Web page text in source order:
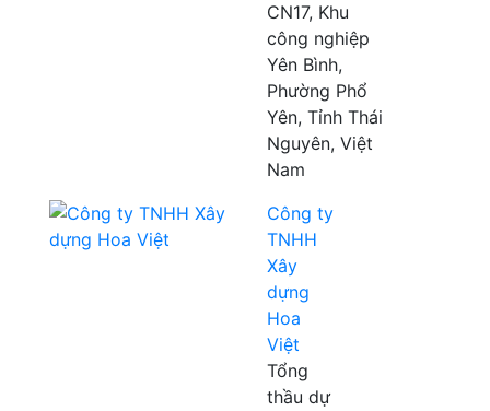
CN17, Khu
công nghiệp
Yên Bình,
Phường Phổ
Yên, Tỉnh Thái
Nguyên, Việt
Nam
Công ty
TNHH
Xây
dựng
Hoa
Việt
Tổng
thầu dự